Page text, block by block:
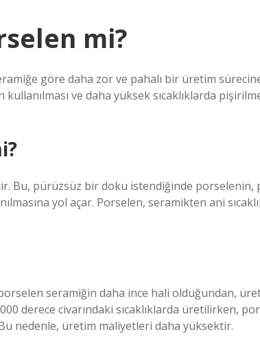
mi?
göre daha zor ve pahalı bir üretim
ve daha yüksek sıcaklıklarda
Bu, pürüzsüz bir doku istendiğinde porselenin,
yol açar. Porselen, seramikten ani
seramiğin daha ince hali olduğundan,
derece civarındaki sıcaklıklarda üretilirken,
nedenle, üretim maliyetleri daha yüksektir.